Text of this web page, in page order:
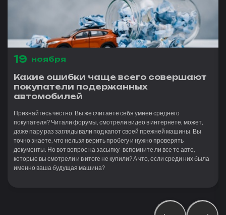
19 ноября
Какие ошибки чаще всего совершают
покупатели подержанных
автомобилей
Признайтесь честно. Вы же считаете себя умнее среднего
покупателя? Читали форумы, смотрели видео в интернете, может,
даже пару раз заглядывали под капот своей прежней машины. Вы
точно знаете, что нельзя верить пробегу и нужно проверять
документы. Но вот вопрос на засыпку: вспомните ли все те авто,
которые вы смотрели и в итоге не купили? А что, если среди них была
именно ваша будущая машина?